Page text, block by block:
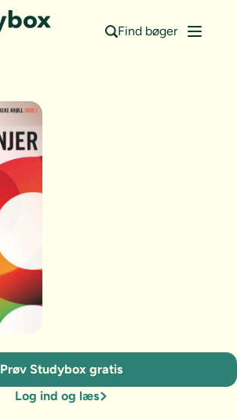
Find bøger
Prøv Studybox gratis
Log ind og læs